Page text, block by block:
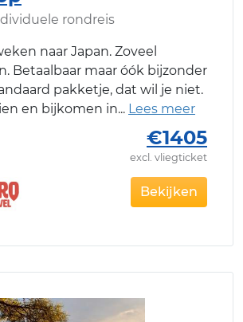
rondreis
naar Japan. Zoveel
Betaalbaar maar óók bijzonder
pakketje, dat wil je niet.
en bijkomen in
€1405
excl. vliegticket
Bekijken